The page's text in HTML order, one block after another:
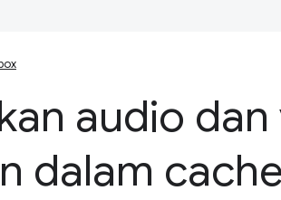
audio
dalam cache